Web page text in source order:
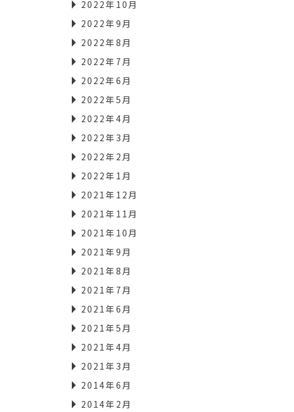
2022年10月
2022年9月
2022年8月
2022年7月
2022年6月
2022年5月
2022年4月
2022年3月
2022年2月
2022年1月
2021年12月
2021年11月
2021年10月
2021年9月
2021年8月
2021年7月
2021年6月
2021年5月
2021年4月
2021年3月
2014年6月
2014年2月